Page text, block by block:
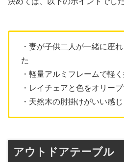
・妻が子供二人が一緒に座
た
・軽量アルミフレームで軽
・レイチェアと色をオリー
・天然木の肘掛けがいい感じ
アウトドアテーブル